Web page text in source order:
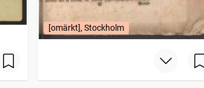
[omärkt], Stockholm